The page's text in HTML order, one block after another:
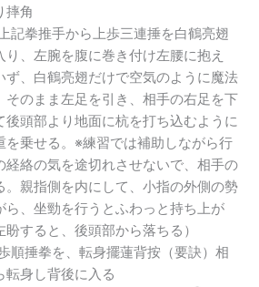
摔角
拳推手から上歩三連捶を白鶴亮翅
、左腕を腹に巻き付け左腰に抱え
ず、白鶴亮翅だけで空気のように魔法
そのまま左足を引き、相手の右足を下
後頭部より地面に杭を打ち込むように
を乗せる。※練習では補助しながら行
経絡の気を途切れさせないで、相手の
。親指側を内にして、小指の外側の勢
ら、坐勁を行うとふわっと持ち上が
すると、後頭部から落ちる）
捶拳を、転身擺蓮背按（要訣）相
転身し背後に入る